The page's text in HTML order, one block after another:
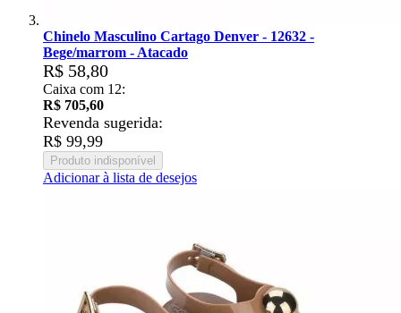
Chinelo Masculino Cartago Denver - 12632 -
Bege/marrom - Atacado
R$ 58,80
Caixa com 12:
R$ 705,60
Revenda sugerida:
R$ 99,99
Produto indisponível
Adicionar à lista de desejos